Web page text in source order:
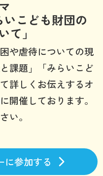
いこども財団の
て」
や虐待についての現
課題」「みらいこど
詳しくお伝えするオ
開催しております。
い。
に参加する